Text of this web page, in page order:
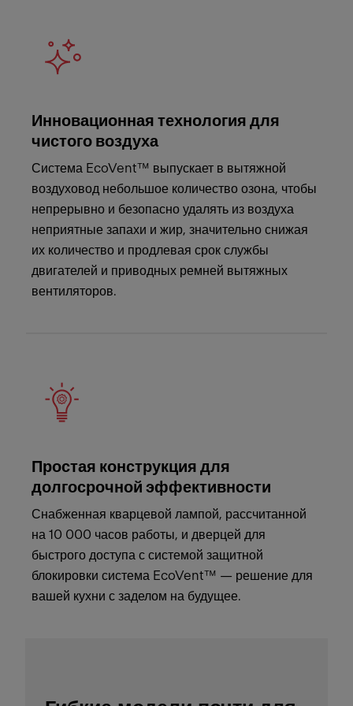
Инновационная технология для
чистого воздуха
Система EcoVent™ выпускает в вытяжной
воздуховод небольшое количество озона, чтобы
непрерывно и безопасно удалять из воздуха
неприятные запахи и жир, значительно снижая
их количество и продлевая срок службы
двигателей и приводных ремней вытяжных
вентиляторов.
Простая конструкция для
долгосрочной эффективности
Снабженная кварцевой лампой, рассчитанной
на 10 000 часов работы, и дверцей для
быстрого доступа с системой защитной
блокировки система EcoVent™ — решение для
вашей кухни с заделом на будущее.